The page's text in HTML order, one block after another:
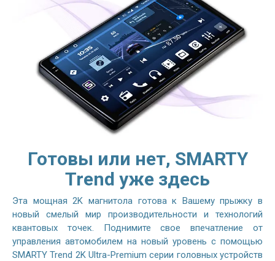
Готовы или нет, SMARTY
Trend уже здесь
Эта мощная 2K магнитола готова к Вашему прыжку в
новый смелый мир производительности и технологий
квантовых точек. Поднимите свое впечатление от
управления автомобилем на новый уровень с помощью
SMARTY Trend 2K Ultra-Premium серии головных устройств